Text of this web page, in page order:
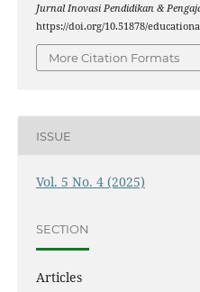
Jurnal Inovasi Pendidikan &
https://doi.org/10.51878/
More Citation Formats
ISSUE
Vol. 5 No. 4 (2025)
SECTION
Articles